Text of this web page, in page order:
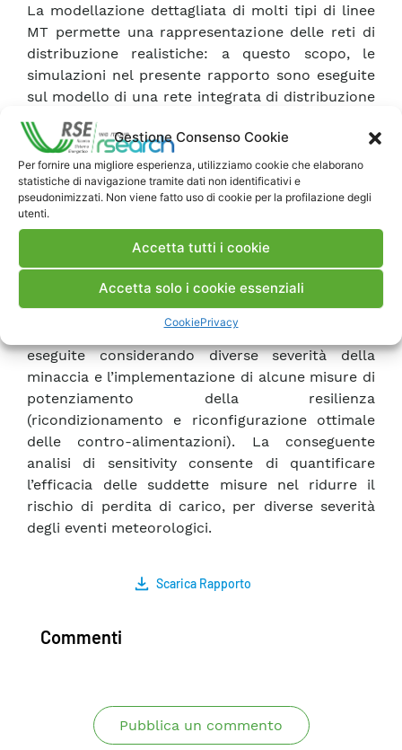
Gestione Consenso Cookie
Per fornire una migliore esperienza, utilizziamo cookie che elaborano
statistiche di navigazione tramite dati non identificativi e
pseudonimizzati. Non viene fatto uso di cookie per la profilazione degli
utenti.
Accetta tutti i cookie
Accetta solo i cookie essenziali
CookiePrivacy
La modellazione dettagliata di molti tipi di linee
MT permette una rappresentazione delle reti di
distribuzione realistiche: a questo scopo, le
simulazioni nel presente rapporto sono eseguite
sul modello di una rete integrata di distribuzione
e trasmissione che include sia due feeder MT
appartenenti ad una rete di distribuzione reale
(la rete Deval in Valle d’Aosta) sia una porzione
limitrofa della rete di subtrasmissione AT e di
trasmissione AAT. Viene descritta in dettaglio la
metodologia sviluppata per costruire il modello
della rete a partire da dati disponibili
pubblicamente.
La minaccia oggetto dello studio consiste nelle
nevicate umide, che sono particolarmente
distruttive nelle reti MT: le simulazioni sono
eseguite considerando diverse severità della
minaccia e l’implementazione di alcune misure di
potenziamento della resilienza
(ricondizionamento e riconfigurazione ottimale
delle contro-alimentazioni). La conseguente
analisi di sensitivity consente di quantificare
l’efficacia delle suddette misure nel ridurre il
rischio di perdita di carico, per diverse severità
degli eventi meteorologici.
Scarica Rapporto
Commenti
Pubblica un commento